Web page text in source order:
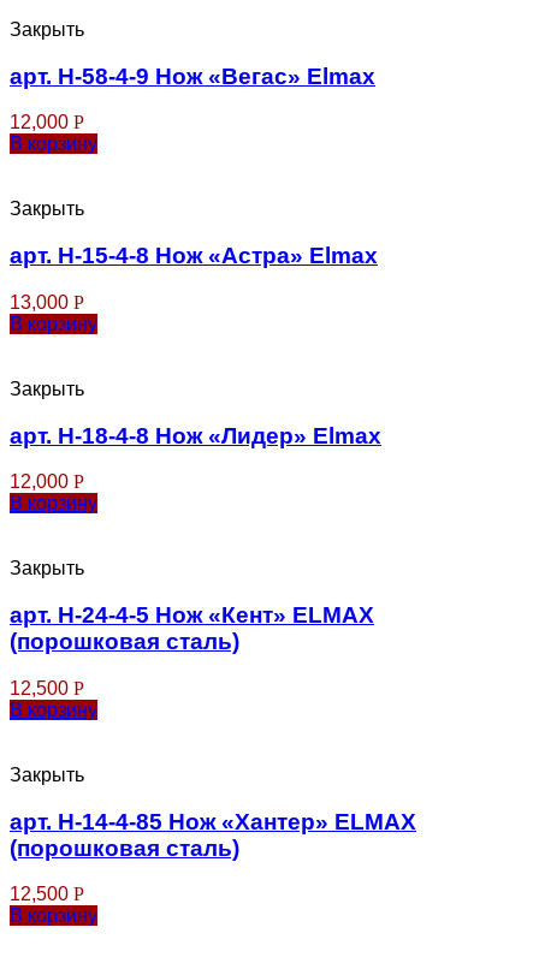
Закрыть
арт. Н-58-4-9 Нож «Вегас» Elmax
12,000 Р
В корзину
Закрыть
арт. Н-15-4-8 Нож «Астра» Elmax
13,000 Р
В корзину
Закрыть
арт. Н-18-4-8 Нож «Лидер» Elmax
12,000 Р
В корзину
Закрыть
арт. Н-24-4-5 Нож «Кент» ELMAX
(порошковая сталь)
12,500 Р
В корзину
Закрыть
арт. Н-14-4-85 Нож «Хантер» ELMAX
(порошковая сталь)
12,500 Р
В корзину